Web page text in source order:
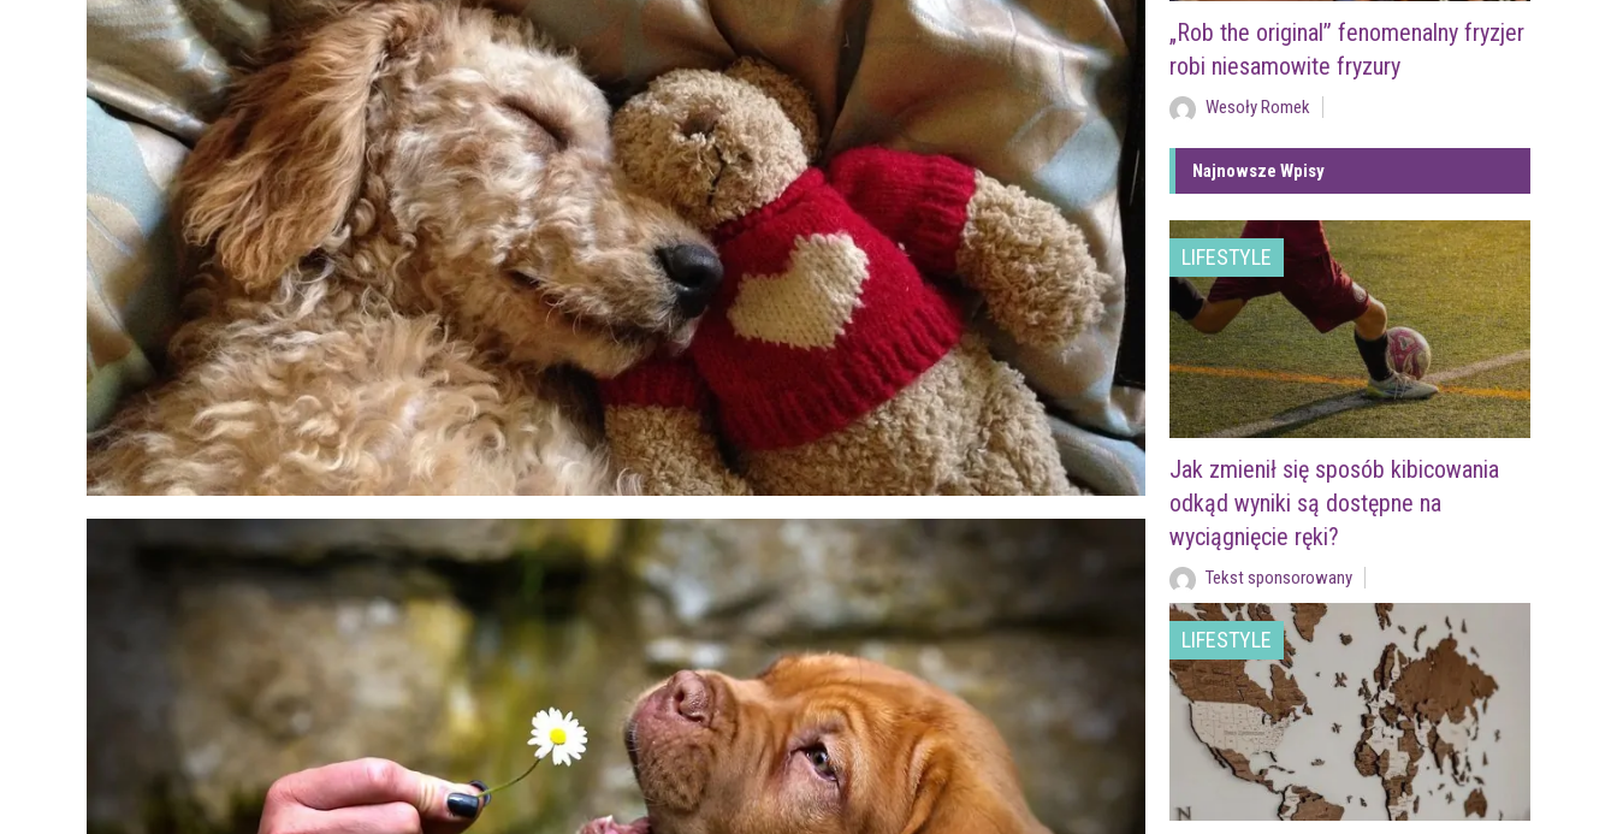
„Rob the original” fenomenalny fryzjer
robi niesamowite fryzury
Wesoły Romek
Najnowsze Wpisy
LIFESTYLE
Jak zmienił się sposób kibicowania
odkąd wyniki są dostępne na
wyciągnięcie ręki?
Tekst sponsorowany
LIFESTYLE